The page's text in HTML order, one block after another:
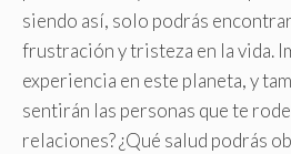
siendo así, solo podrás
frustración y tristeza en la vida.
experiencia en este planeta, y
sentirán las personas que te
relaciones? ¿Qué salud podrás